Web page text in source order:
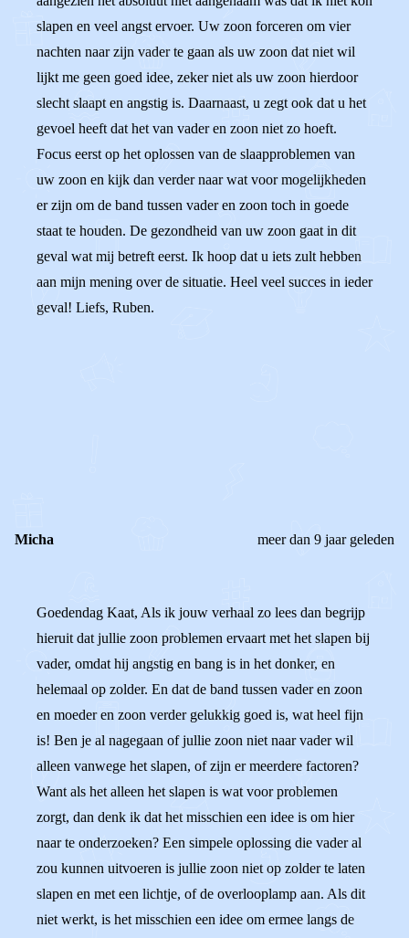
slapen en veel angst ervoer. Uw zoon forceren om vier
nachten naar zijn vader te gaan als uw zoon dat niet wil
lijkt me geen goed idee, zeker niet als uw zoon hierdoor
slecht slaapt en angstig is. Daarnaast, u zegt ook dat u het
gevoel heeft dat het van vader en zoon niet zo hoeft.
Focus eerst op het oplossen van de slaapproblemen van
uw zoon en kijk dan verder naar wat voor mogelijkheden
er zijn om de band tussen vader en zoon toch in goede
staat te houden. De gezondheid van uw zoon gaat in dit
geval wat mij betreft eerst. Ik hoop dat u iets zult hebben
aan mijn mening over de situatie. Heel veel succes in ieder
geval! Liefs, Ruben.
Micha meer dan 9 jaar geleden
Goedendag Kaat, Als ik jouw verhaal zo lees dan begrijp
hieruit dat jullie zoon problemen ervaart met het slapen bij
vader, omdat hij angstig en bang is in het donker, en
helemaal op zolder. En dat de band tussen vader en zoon
en moeder en zoon verder gelukkig goed is, wat heel fijn
is! Ben je al nagegaan of jullie zoon niet naar vader wil
alleen vanwege het slapen, of zijn er meerdere factoren?
Want als het alleen het slapen is wat voor problemen
zorgt, dan denk ik dat het misschien een idee is om hier
naar te onderzoeken? Een simpele oplossing die vader al
zou kunnen uitvoeren is jullie zoon niet op zolder te laten
slapen en met een lichtje, of de overlooplamp aan. Als dit
niet werkt, is het misschien een idee om ermee langs de